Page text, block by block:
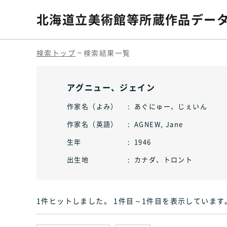
北海道立美術館等所蔵作品デー
検索トップ 検索結果一覧
アグニュー、ジェイン
作家名（よみ）
あぐにゅー、じぇいん
作家名（英語）
AGNEW, Jane
生年
1946
出生地
カナダ、トロント
1件ヒット しました。 1件目～1件目 を表示しています。